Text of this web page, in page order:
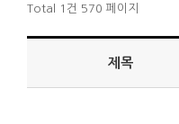
Total 1건 570 페이지
제목